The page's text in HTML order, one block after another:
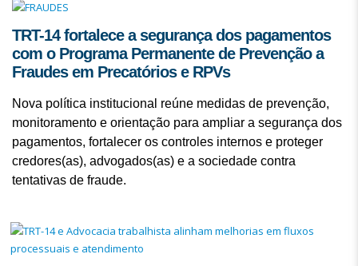
TRT-14 fortalece a segurança dos pagamentos
com o Programa Permanente de Prevenção a
Fraudes em Precatórios e RPVs
Nova política institucional reúne medidas de prevenção,
monitoramento e orientação para ampliar a segurança dos
pagamentos, fortalecer os controles internos e proteger
credores(as), advogados(as) e a sociedade contra
tentativas de fraude.